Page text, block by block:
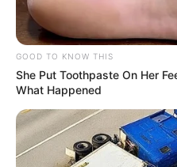
GOOD TO KNOW THIS
She Put Toothpaste On Her
What Happened